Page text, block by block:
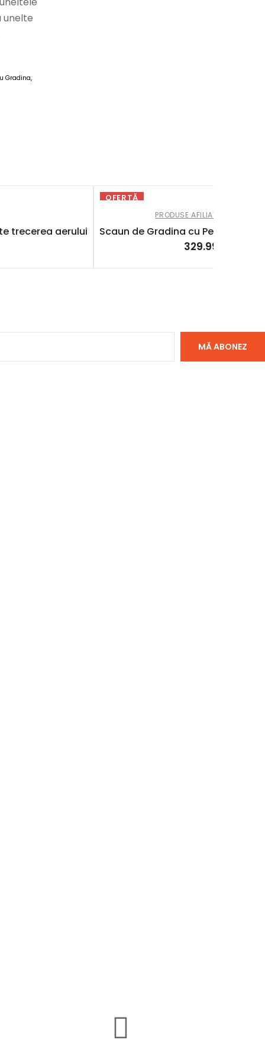
unelte
Gradina,
trecerea aerului
OFERTĂ
PRODUSE AFILIATE
Scaun de Gradina cu Perna
329.99
MĂ ABONEZ